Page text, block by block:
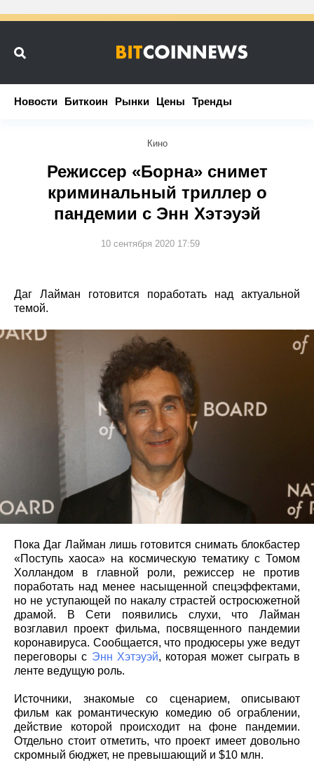
Новости Биткоин Рынки Цены Тренды
Новости Биткоин Рынки Цены Тренды
Кино
Режиссер «Борна» снимет
криминальный триллер о
пандемии с Энн Хэтэуэй
10 сентября 2020 17:59
Даг Лайман готовится поработать над актуальной
темой.
Пока Даг Лайман лишь готовится снимать блокбастер
«Поступь хаоса» на космическую тематику с Томом
Холландом в главной роли, режиссер не против
поработать над менее насыщенной спецэффектами,
но не уступающей по накалу страстей остросюжетной
драмой. В Сети появились слухи, что Лайман
возглавил проект фильма, посвященного пандемии
коронавируса. Сообщается, что продюсеры уже ведут
переговоры с Энн Хэтэуэй, которая может сыграть в
ленте ведущую роль.
Источники, знакомые со сценарием, описывают
фильм как романтическую комедию об ограблении,
действие которой происходит на фоне пандемии.
Отдельно стоит отметить, что проект имеет довольно
скромный бюджет, не превышающий и $10 млн.